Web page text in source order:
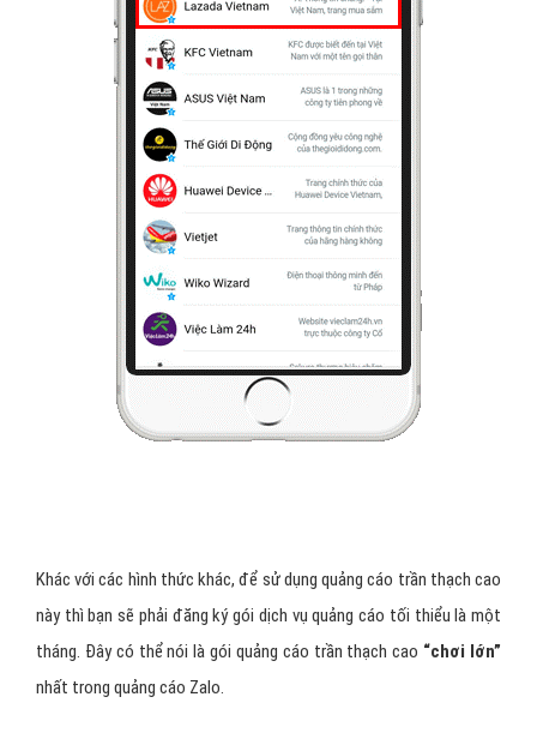
Khác với các hình thức khác, để sử dụng quảng cáo trần thạch cao
này thì bạn sẽ phải đăng ký gói dịch vụ quảng cáo tối thiểu là một
tháng. Đây có thể nói là gói quảng cáo trần thạch cao “chơi lớn”
nhất trong quảng cáo Zalo.